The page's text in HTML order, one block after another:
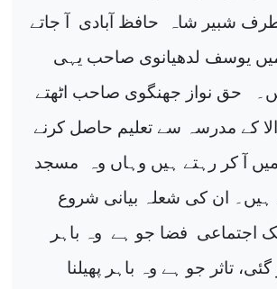
شبیر شاہ
حافظ آبادی
آ جاتے
یوسف لدھیانوی صاحب یہی
حق نواز جھنگوی صاحب اٹھتے
کے مدرسہ سے تعلیم حاصل کرنے
آ کر رہتے ہیں وہاں وہ
مسجد
ان کی شعلہ بیانی شروع
اجتماعی فضا جو ہے وہ باہر
تاثر جو ہے وہ باہر پھیلنا